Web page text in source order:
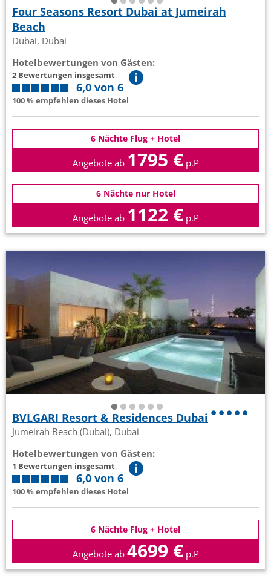
Four Seasons Resort Dubai at Jumeirah
Beach
Dubai, Dubai
Hotelbewertungen von Gästen:
2 Bewertungen insgesamt
6,0 von 6
100 % empfehlen dieses Hotel
6 Nächte Flug + Hotel
Angebote ab 1795 € p.P
6 Nächte nur Hotel
Angebote ab 1122 € p.P
BVLGARI Resort & Residences Dubai
Jumeirah Beach (Dubai), Dubai
Hotelbewertungen von Gästen:
1 Bewertungen insgesamt
6,0 von 6
100 % empfehlen dieses Hotel
6 Nächte Flug + Hotel
Angebote ab 4699 € p.P